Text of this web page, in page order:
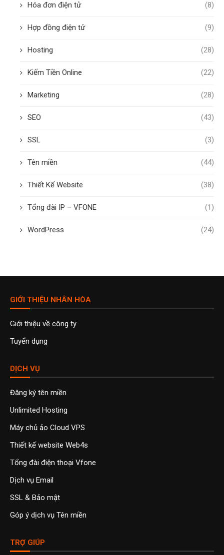
Hóa đơn điện tử (8)
Hợp đồng điện tử (9)
Hosting (28)
Kiếm Tiền Online (22)
Marketing (28)
SEO (43)
SSL (3)
Tên miền (44)
Thiết Kế Website (38)
Tổng đài IP – VFONE (1)
WordPress (24)
GIỚI THIỆU NHÂN HÒA
Giới thiệu về công ty
Tuyển dụng
DỊCH VỤ
Đăng ký tên miền
Unlimited Hosting
Máy chủ ảo Cloud VPS
Thiết kế website Web4s
Tổng đài điện thoại Vfone
Dịch vụ Email
SSL & Bảo mật
Góp ý dịch vụ Tên miền
TRỢ GIÚP